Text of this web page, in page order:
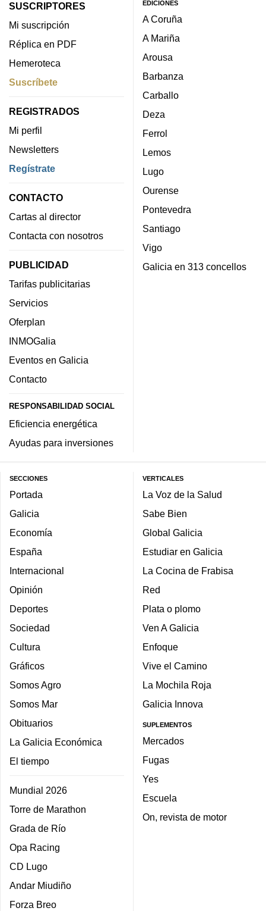
SUSCRIPTORES
Mi suscripción
Réplica en PDF
Hemeroteca
Suscríbete
REGISTRADOS
Mi perfil
Newsletters
Regístrate
CONTACTO
Cartas al director
Contacta con nosotros
PUBLICIDAD
Tarifas publicitarias
Servicios
Oferplan
INMOGalia
Eventos en Galicia
Contacto
RESPONSABILIDAD SOCIAL
Eficiencia energética
Ayudas para inversiones
EDICIONES
A Coruña
A Mariña
Arousa
Barbanza
Carballo
Deza
Ferrol
Lemos
Lugo
Ourense
Pontevedra
Santiago
Vigo
Galicia en 313 concellos
SECCIONES
Portada
Galicia
Economía
España
Internacional
Opinión
Deportes
Sociedad
Cultura
Gráficos
Somos Agro
Somos Mar
Obituarios
La Galicia Económica
El tiempo
Mundial 2026
Torre de Marathon
Grada de Río
Opa Racing
CD Lugo
Andar Miudiño
Forza Breo
VERTICALES
La Voz de la Salud
Sabe Bien
Global Galicia
Estudiar en Galicia
La Cocina de Frabisa
Red
Plata o plomo
Ven A Galicia
Enfoque
Vive el Camino
La Mochila Roja
Galicia Innova
SUPLEMENTOS
Mercados
Fugas
Yes
Escuela
On, revista de motor